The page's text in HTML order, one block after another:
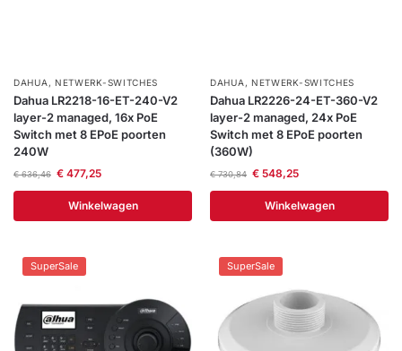
DAHUA , NETWERK-SWITCHES
Dahua LR2218-16-ET-240-V2
layer-2 managed, 16x PoE
Switch met 8 EPoE poorten
240W
€636,46 €477,25
Winkelwagen
DAHUA , NETWERK-SWITCHES
Dahua LR2226-24-ET-360-V2
layer-2 managed, 24x PoE
Switch met 8 EPoE poorten
(360W)
€730,84 €548,25
Winkelwagen
SuperSale SuperSale